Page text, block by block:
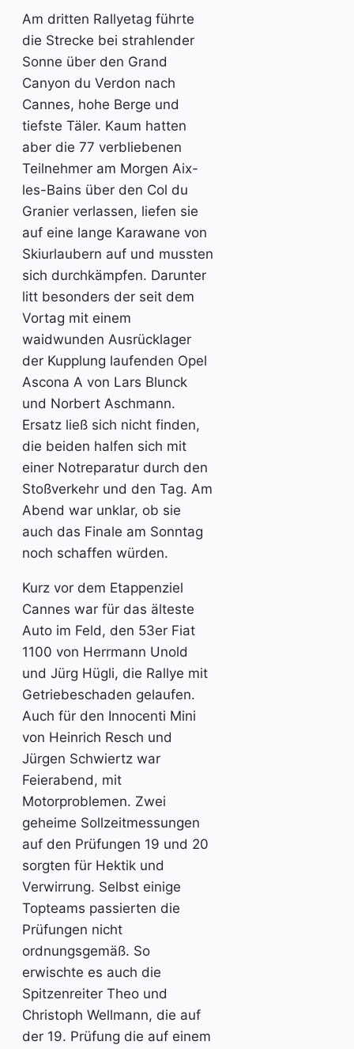
Am dritten Rallyetag führte
die Strecke bei strahlender
Sonne über den Grand
Canyon du Verdon nach
Cannes, hohe Berge und
tiefste Täler. Kaum hatten
aber die 77 verbliebenen
Teilnehmer am Morgen Aix-
les-Bains über den Col du
Granier verlassen, liefen sie
auf eine lange Karawane von
Skiurlaubern auf und mussten
sich durchkämpfen. Darunter
litt besonders der seit dem
Vortag mit einem
waidwunden Ausrücklager
der Kupplung laufenden Opel
Ascona A von Lars Blunck
und Norbert Aschmann.
Ersatz ließ sich nicht finden,
die beiden halfen sich mit
einer Notreparatur durch den
Stoßverkehr und den Tag. Am
Abend war unklar, ob sie
auch das Finale am Sonntag
noch schaffen würden.
Kurz vor dem Etappenziel
Cannes war für das älteste
Auto im Feld, den 53er Fiat
1100 von Herrmann Unold
und Jürg Hügli, die Rallye mit
Getriebeschaden gelaufen.
Auch für den Innocenti Mini
von Heinrich Resch und
Jürgen Schwiertz war
Feierabend, mit
Motorproblemen. Zwei
geheime Sollzeitmessungen
auf den Prüfungen 19 und 20
sorgten für Hektik und
Verwirrung. Selbst einige
Topteams passierten die
Prüfungen nicht
ordnungsgemäß. So
erwischte es auch die
Spitzenreiter Theo und
Christoph Wellmann, die auf
der 19. Prüfung die auf einem